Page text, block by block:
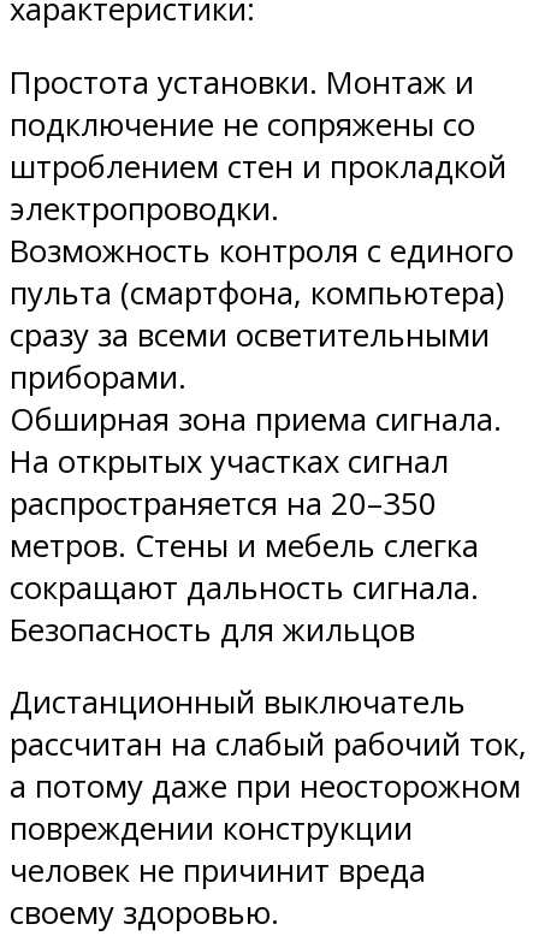
характеристики:
Простота установки. Монтаж и
подключение не сопряжены со
штроблением стен и прокладкой
электропроводки.
Возможность контроля с единого
пульта (смартфона, компьютера)
сразу за всеми осветительными
приборами.
Обширная зона приема сигнала.
На открытых участках сигнал
распространяется на 20–350
метров. Стены и мебель слегка
сокращают дальность сигнала.
Безопасность для жильцов
Дистанционный выключатель
рассчитан на слабый рабочий ток,
а потому даже при неосторожном
повреждении конструкции
человек не причинит вреда
своему здоровью.